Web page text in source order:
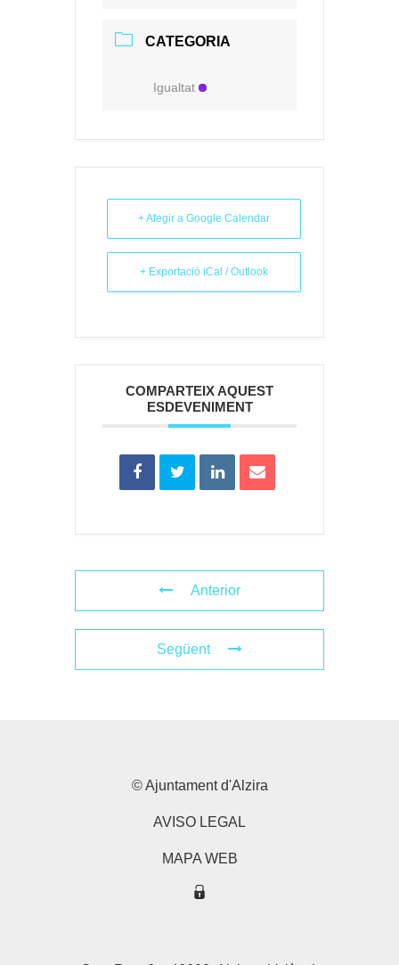
CATEGORIA
Igualtat
+ Afegir a Google Calendar
+ Exportació iCal / Outlook
COMPARTEIX AQUEST
ESDEVENIMENT
Anterior
Següent
© Ajuntament d'Alzira
AVISO LEGAL
MAPA WEB